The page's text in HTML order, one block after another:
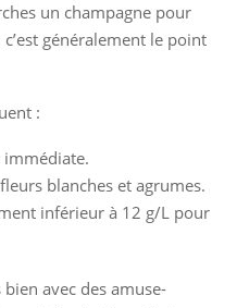
un champagne pour
généralement le point
:
immédiate.
blanches et agrumes.
inférieur à 12 g/L pour
avec des amuse-